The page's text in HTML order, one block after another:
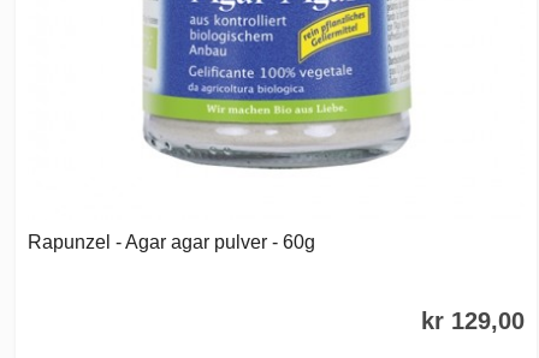
Rapunzel - Agar agar pulver - 60g
kr 129,00